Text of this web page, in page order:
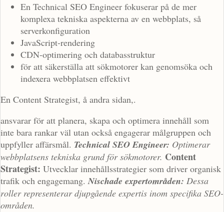
En Technical SEO Engineer fokuserar på de mer
komplexa tekniska aspekterna av en webbplats, så
serverkonfiguration
JavaScript-rendering
CDN-optimering och databasstruktur
för att säkerställa att sökmotorer kan genomsöka och
indexera webbplatsen effektivt
En Content Strategist, å andra sidan,.
ansvarar för att planera, skapa och optimera innehåll som
inte bara rankar väl utan också engagerar målgruppen och
uppfyller affärsmål. Technical SEO Engineer: Optimerar
webbplatsens tekniska grund för sökmotorer. Content
Strategist: Utvecklar innehållsstrategier som driver organisk
trafik och engagemang.Nischade expertområden: Dessa
roller representerar djupgående expertis inom specifika SEO-
områden.